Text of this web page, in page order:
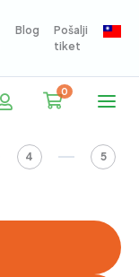
Blog
Pošalji
tiket
0購物車
4 5